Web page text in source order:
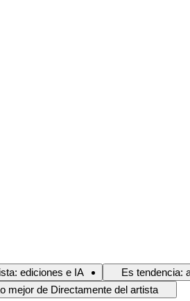
ediciones e IA Es tendencia:
mejor de Directamente del artista